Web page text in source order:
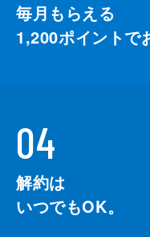
毎月もらえる
1,200ポイントで
04
解約は
いつでもOK。